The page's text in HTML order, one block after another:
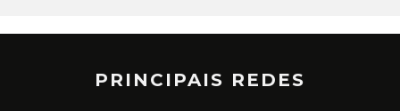
PRINCIPAIS REDES